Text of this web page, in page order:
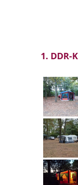
1.